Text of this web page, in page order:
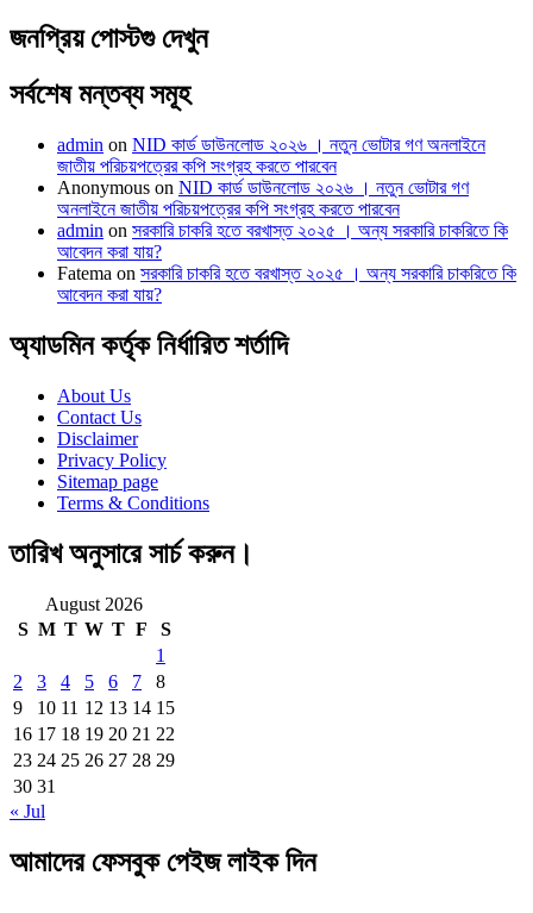
জনপ্রিয় পোস্টগু দেখুন
সর্বশেষ মন্তব্য সমূহ
admin on NID কার্ড ডাউনলোড ২০২৬ । নতুন ভোটার গণ অনলাইনে
জাতীয় পরিচয়পত্রের কপি সংগ্রহ করতে পারবেন
Anonymous on NID কার্ড ডাউনলোড ২০২৬ । নতুন ভোটার গণ
অনলাইনে জাতীয় পরিচয়পত্রের কপি সংগ্রহ করতে পারবেন
admin on সরকারি চাকরি হতে বরখাস্ত ২০২৫ । অন্য সরকারি চাকরিতে কি
আবেদন করা যায়?
Fatema on সরকারি চাকরি হতে বরখাস্ত ২০২৫ । অন্য সরকারি চাকরিতে কি
আবেদন করা যায়?
অ্যাডমিন কর্তৃক নির্ধারিত শর্তাদি
About Us
Contact Us
Disclaimer
Privacy Policy
Sitemap page
Terms & Conditions
তারিখ অনুসারে সার্চ করুন।
August 2026
S M T W T F
S
1
2
3 4 5 6 7
8
9
10 11 12 13 14 15
16 17 18 19 20 21 22
23 24 25 26 27 28 29
30 31
« Jul
আমাদের ফেসবুক পেইজ লাইক দিন